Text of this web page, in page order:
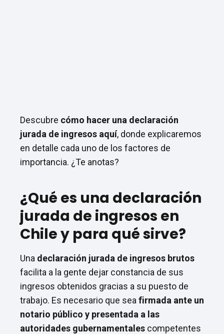
Descubre cómo hacer una declaración
jurada de ingresos aquí, donde explicaremos
en detalle cada uno de los factores de
importancia. ¿Te anotas?
¿Qué es una declaración
jurada de ingresos en
Chile y para qué sirve?
Una declaración jurada de ingresos brutos
facilita a la gente dejar constancia de sus
ingresos obtenidos gracias a su puesto de
trabajo. Es necesario que sea firmada ante un
notario público y presentada a las
autoridades gubernamentales competentes